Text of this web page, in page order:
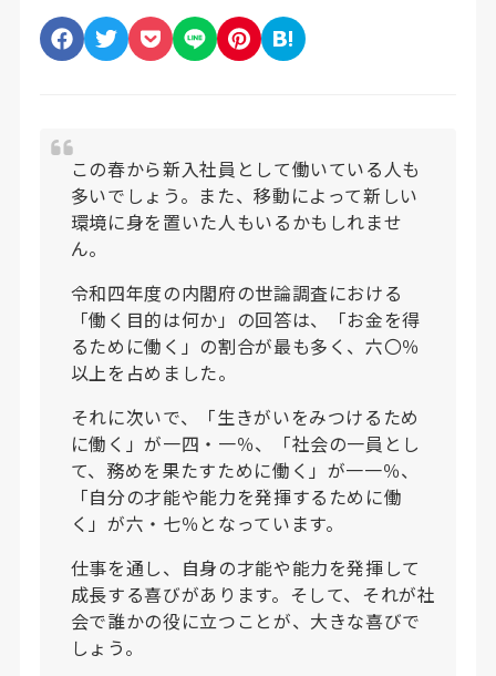
この春から新入社員として働いている人も
多いでしょう。また、移動によって新しい
環境に身を置いた人もいるかもしれませ
ん。
令和四年度の内閣府の世論調査における
「働く目的は何か」の回答は、「お金を得
るために働く」の割合が最も多く、六〇％
以上を占めました。
それに次いで、「生きがいをみつけるため
に働く」が一四・一％、「社会の一員とし
て、務めを果たすために働く」が一一％、
「自分の才能や能力を発揮するために働
く」が六・七％となっています。
仕事を通し、自身の才能や能力を発揮して
成長する喜びがあります。そして、それが社
会で誰かの役に立つことが、大きな喜びで
しょう。